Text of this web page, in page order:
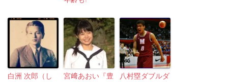
白洲 次郎（し
宮﨑あおい『豊
八村塁ダブルダ